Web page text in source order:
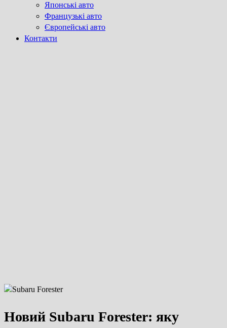
Японські авто
Французькі авто
Європейські авто
Контакти
Новий Subaru Forester: яку